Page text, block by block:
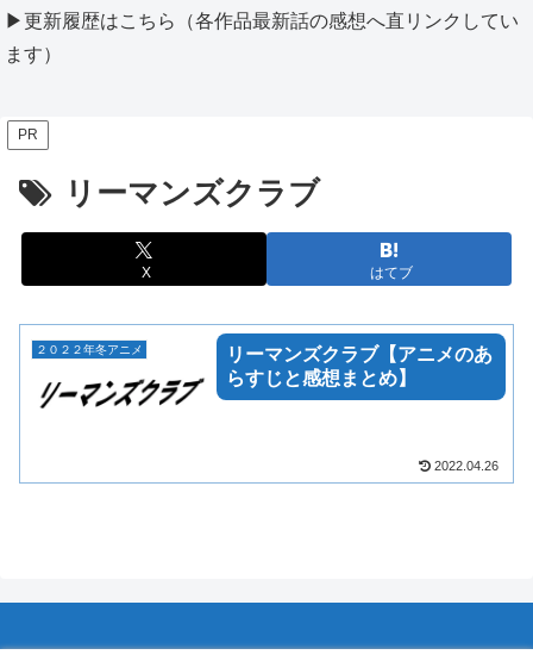
▶更新履歴はこちら（各作品最新話の感想へ直リンクしてい
ます）
PR
リーマンズクラブ
X はてブ
２０２２年冬アニメ
リーマンズクラブ【アニメのあ
らすじと感想まとめ】
2022.04.26